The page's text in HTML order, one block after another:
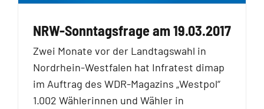
NRW-Sonntagsfrage am 19.03.2017
Zwei Monate vor der Landtagswahl in
Nordrhein-Westfalen hat Infratest dimap
im Auftrag des WDR-Magazins „Westpol“
1.002 Wählerinnen und Wähler in